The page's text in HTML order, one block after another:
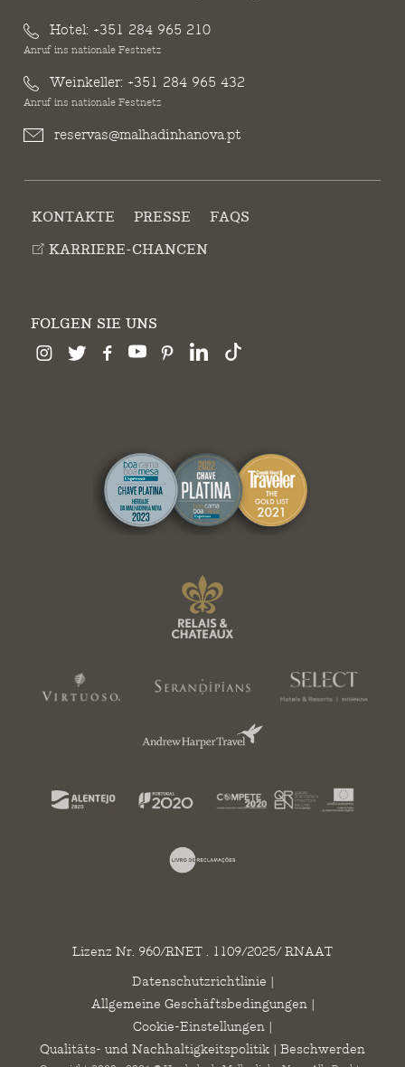
Hotel: +351 284 965 210
Anruf ins nationale Festnetz
Weinkeller: +351 284 965 432
Anruf ins nationale Festnetz
reservas@malhadinhanova.pt
KONTAKTE PRESSE
FAQS
KARRIERE-CHANCEN
FOLGEN SIE UNS
Lizenz Nr. 960/RNET . 1109/2025/ RNAAT
Datenschutzrichtlinie |
Allgemeine Geschäftsbedingungen|
Cookie-Einstellungen |
Qualitäts- und Nachhaltigkeitspolitik | Beschwerden